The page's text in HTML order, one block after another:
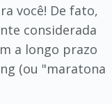
você! De fato,
considerada
a longo prazo
(ou "maratona